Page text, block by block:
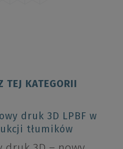
TEJ KATEGORII
druk 3D LPBF w
tłumików